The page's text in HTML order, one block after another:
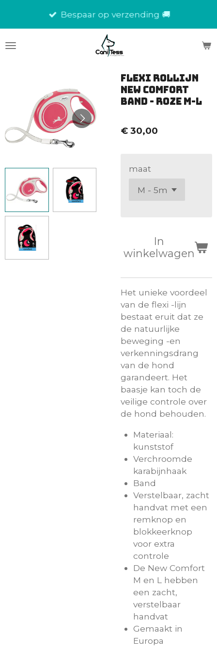
de
Bespaar op verzending 🚚
Flexi Rollijn
New Comfort
Band - roze M-L
€ 30,00
maat
In
winkelwagen
Het unieke voordeel
van de flexi -lijn
bestaat eruit dat ze
de natuurlijke
beweging -en
verkenningsdrang
van de hond
garandeert. Het
baasje kan toch de
veilige controle over
de hond behouden.
Materiaal:
kunststof
Verchroomde
karabijnhaak
Band
Verstelbaar, zacht
handvat met een
remknop en
blokkeerknop
voor extra
controle
De New Comfort
M en L hebben
een zacht,
verstelbaar
handvat
Gemaakt in
Europa